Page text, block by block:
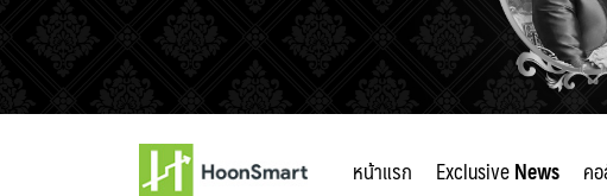
หน้าแรก ExclusiveNews ค